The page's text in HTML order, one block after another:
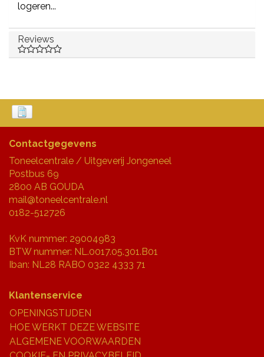
logeren...
Reviews
Contactgegevens
Toneelcentrale / Uitgeverij Jongeneel
Postbus 69
2800 AB GOUDA
mail@toneelcentrale.nl
0182-512726
KvK nummer: 29004983
BTW nummer: NL.0017.05.301.B01
Iban: NL28 RABO 0322 4333 71
Klantenservice
OPENINGSTIJDEN
HOE WERKT DEZE WEBSITE
ALGEMENE VOORWAARDEN